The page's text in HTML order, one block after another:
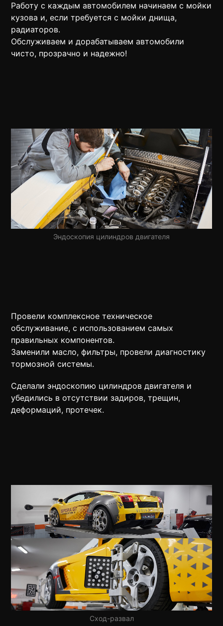
Работу с каждым автомобилем начинаем с мойки
кузова и, если требуется с мойки днища,
радиаторов.
Обслуживаем и дорабатываем автомобили
чисто, прозрачно и надежно!
Эндоскопия цилиндров двигателя
Провели комплексное техническое
обслуживание, с использованием самых
правильных компонентов.
Заменили масло, фильтры, провели диагностику
тормозной системы.
Сделали эндоскопию цилиндров двигателя и
убедились в отсутствии задиров, трещин,
деформаций, протечек.
Сход-развал